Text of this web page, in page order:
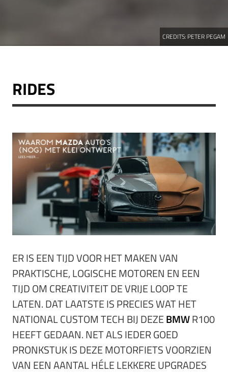
CREDITS: PETER PEGAM
RIDES
ER IS EEN TIJD VOOR HET MAKEN VAN
PRAKTISCHE, LOGISCHE MOTOREN EN EEN
TIJD OM CREATIVITEIT DE VRIJE LOOP TE
LATEN. DAT LAATSTE IS PRECIES WAT HET
NATIONAL CUSTOM TECH BIJ DEZEBMWR100
HEEFT GEDAAN. NET ALS IEDER GOED
PRONKSTUK IS DEZE MOTORFIETS VOORZIEN
VAN EEN AANTAL HÉLE LEKKERE UPGRADES